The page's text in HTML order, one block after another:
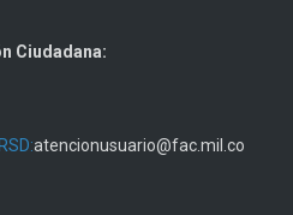
Ciudadana:
atencionusuario@fac.mil.co